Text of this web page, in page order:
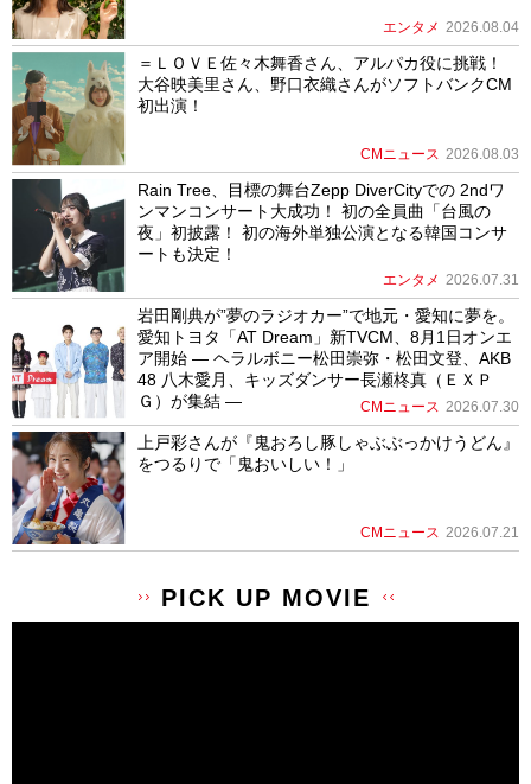
エンタメ 2026.08.04
＝ＬＯＶＥ佐々木舞香さん、アルパカ役に挑戦！
大谷映美里さん、野口衣織さんがソフトバンクCM
初出演！
CMニュース 2026.08.03
Rain Tree、目標の舞台Zepp DiverCityでの 2ndワ
ンマンコンサート大成功！ 初の全員曲「台風の
夜」初披露！ 初の海外単独公演となる韓国コンサ
ートも決定！
エンタメ 2026.07.31
岩田剛典が”夢のラジオカー”で地元・愛知に夢を。
愛知トヨタ「AT Dream」新TVCM、8月1日オンエ
ア開始 ― ヘラルボニー松田崇弥・松田文登、AKB
48 八木愛月、キッズダンサー長瀬柊真（ＥＸＰ
Ｇ）が集結 ―
CMニュース 2026.07.30
上戸彩さんが『鬼おろし豚しゃぶぶっかけうどん』
をつるりで「鬼おいしい！」
CMニュース 2026.07.21
PICK UP MOVIE